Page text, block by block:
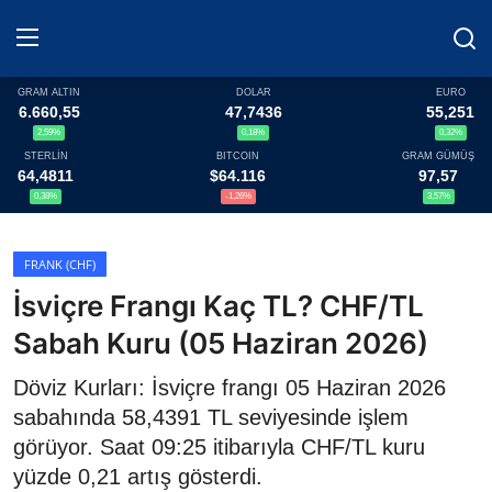
Haberler
Döviz
Altın Fiyatları
Döviz Kurları
Fonlar
Kripto Paralar
Çeviriciler
GRAM ALTIN
6.660,55
2,59%
DOLAR
47,7436
0,18%
EURO
55,251
0,32%
STERLİN
64,4811
0,38%
BITCOIN
$64.116
-1,26%
GRAM GÜMÜŞ
97,57
3,57%
FRANK (CHF)
İsviçre Frangı Kaç TL? CHF/TL
Sabah Kuru (05 Haziran 2026)
Döviz Kurları: İsviçre frangı 05 Haziran 2026
sabahında 58,4391 TL seviyesinde işlem
görüyor. Saat 09:25 itibarıyla CHF/TL kuru
yüzde 0,21 artış gösterdi.